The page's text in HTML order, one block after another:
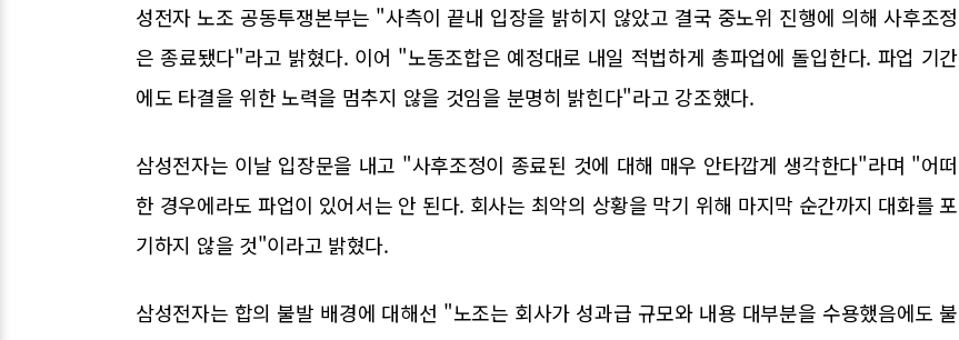
성전자 노조 공동투쟁본부는 "사측이 끝내 입장을 밝히지 않았고 결국 중노위 진행에 의해 사후조정
은 종료됐다"라고 밝혔다. 이어 "노동조합은 예정대로 내일 적법하게 총파업에 돌입한다. 파업 기간
에도 타결을 위한 노력을 멈추지 않을 것임을 분명히 밝힌다"라고 강조했다.
삼성전자는 이날 입장문을 내고 "사후조정이 종료된 것에 대해 매우 안타깝게 생각한다"라며 "어떠
한 경우에라도 파업이 있어서는 안 된다. 회사는 최악의 상황을 막기 위해 마지막 순간까지 대화를 포
기하지 않을 것"이라고 밝혔다.
삼성전자는 합의 불발 배경에 대해선 "노조는 회사가 성과급 규모와 내용 대부분을 수용했음에도 불